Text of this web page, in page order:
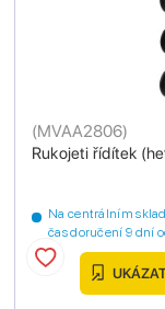
Rukojeti řídítek
(MVAA2806)
Na centrálním
čas doručení 9 dní